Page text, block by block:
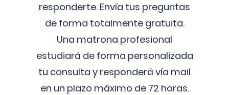
responderte. Envía tus preguntas
de forma totalmente gratuita.
Una matrona profesional
estudiará de forma personalizada
tu consulta y responderá vía mail
en un plazo máximo de 72 horas.